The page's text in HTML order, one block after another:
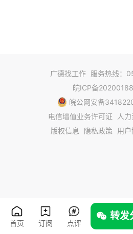
首页 订阅 点评
转发
广德找工作
服务热线：
皖ICP备
皖公网安备
电信增值业务许可证
人
版权信息
隐私政策 用